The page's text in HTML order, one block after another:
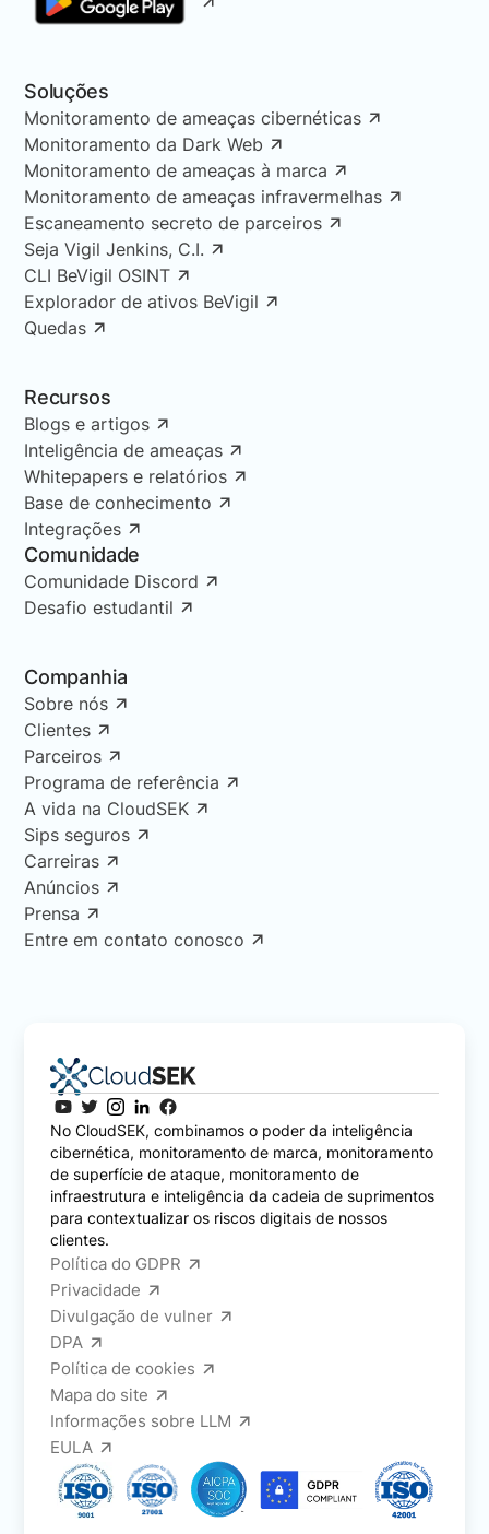
Soluções
Monitoramento de ameaças cibernéticas
Monitoramento da Dark Web
Monitoramento de ameaças à marca
Monitoramento de ameaças infravermelhas
Escaneamento secreto de parceiros
Seja Vigil Jenkins, C.I.
CLI BeVigil OSINT
Explorador de ativos BeVigil
Quedas
Recursos
Blogs e artigos
Inteligência de ameaças
Whitepapers e relatórios
Base de conhecimento
Integrações
Comunidade
Comunidade Discord
Desafio estudantil
Companhia
Sobre nós
Clientes
Parceiros
Programa de referência
A vida na CloudSEK
Sips seguros
Carreiras
Anúncios
Prensa
Entre em contato conosco
No CloudSEK, combinamos o poder da inteligência
cibernética, monitoramento de marca, monitoramento
de superfície de ataque, monitoramento de
infraestrutura e inteligência da cadeia de suprimentos
para contextualizar os riscos digitais de nossos
clientes.
Política do GDPR
Privacidade
Divulgação de vulner
DPA
Política de cookies
Mapa do site
Informações sobre LLM
EULA